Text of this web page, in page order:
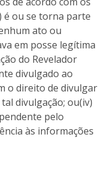
é ou se torna parte
ato ou
em posse legítima
do Revelador
divulgado ao
o direito de divulgar
divulgação; ou(iv)
pelo
às informações